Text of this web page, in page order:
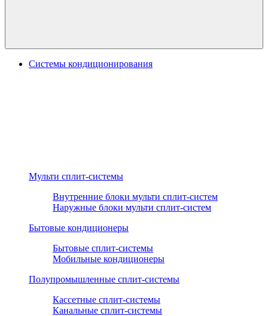
Системы кондиционирования
Мульти сплит-системы
Внутренние блоки мульти сплит-систем
Наружные блоки мульти сплит-систем
Бытовые кондиционеры
Бытовые сплит-системы
Мобильные кондиционеры
Полупромышленные сплит-системы
Кассетные сплит-системы
Канальные сплит-системы